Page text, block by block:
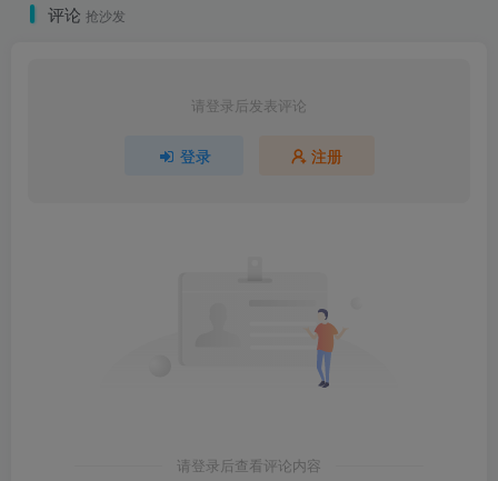
评论 抢沙发
请登录后发表评论
登录 注册
请登录后查看评论内容